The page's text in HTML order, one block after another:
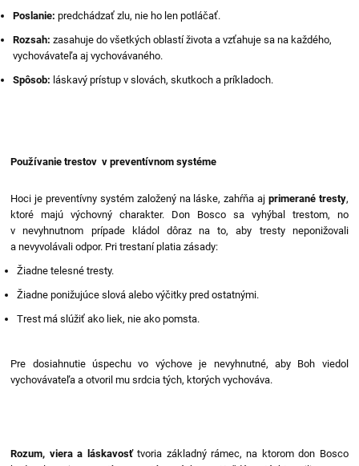
Poslanie: predchádzať zlu, nie ho len potláčať.
Rozsah: zasahuje do všetkých oblastí života a vzťahuje sa na každého,
vychovávateľa aj vychovávaného.
Spôsob: láskavý prístup v slovách, skutkoch a príkladoch.
Používanie trestov v preventívnom systéme
Hoci je preventívny systém založený na láske, zahŕňa aj primerané tresty,
ktoré majú výchovný charakter. Don Bosco sa vyhýbal trestom, no
v nevyhnutnom prípade kládol dôraz na to, aby tresty neponižovali
a nevyvolávali odpor. Pri trestaní platia zásady:
Žiadne telesné tresty.
Žiadne ponižujúce slová alebo výčitky pred ostatnými.
Trest má slúžiť ako liek, nie ako pomsta.
Pre dosiahnutie úspechu vo výchove je nevyhnutné, aby Boh viedol
vychovávateľa a otvoril mu srdcia tých, ktorých vychováva.
Rozum, viera a láskavosťtvoria základný rámec, na ktorom don Bosco